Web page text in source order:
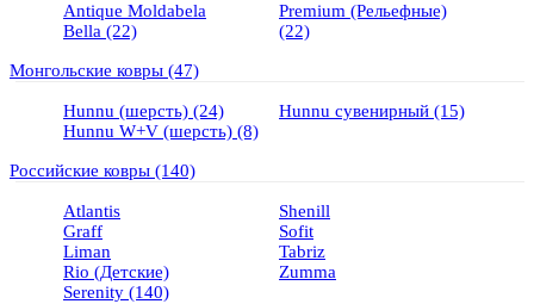
Antique Moldabela
Bella (22)
Premium (Рельефные)
(22)
Монгольские ковры (47)
Hunnu (шерсть) (24)
Hunnu W+V (шерсть) (8)
Hunnu сувенирный (15)
Российские ковры (140)
Atlantis
Graff
Liman
Rio (Детские)
Serenity (140)
Shenill
Sofit
Tabriz
Zumma